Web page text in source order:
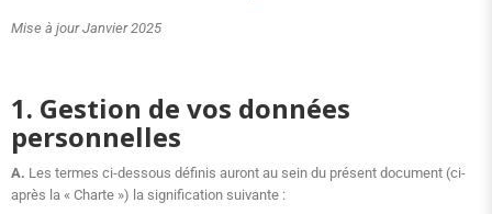
Mise à jour Janvier 2025
1. Gestion de vos données
personnelles
A. Les termes ci-dessous définis auront au sein du présent document (ci-
après la « Charte ») la signification suivante :